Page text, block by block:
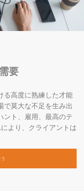
要
る高度に熟練した才能
で莫大な不足を生み出
ント、雇用、最高のテ
より、クライアントは